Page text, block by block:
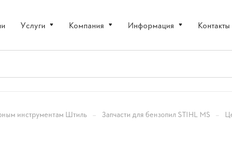
Услуги Компания Информация Контакты
инструментам Штиль – Запчасти для бензопил STIHL MS –